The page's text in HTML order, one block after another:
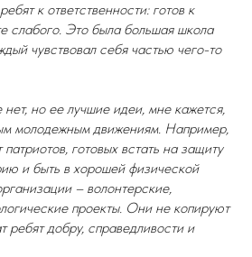
к ответственности: готов к
слабого. Это была большая школа
чувствовал себя частью чего-то
но ее лучшие идеи, мне кажется,
молодежным движениям. Например,
готовых встать на защиту
и быть в хорошей физической
– волонтерские,
проекты. Они не копируют
ребят добру, справедливости и